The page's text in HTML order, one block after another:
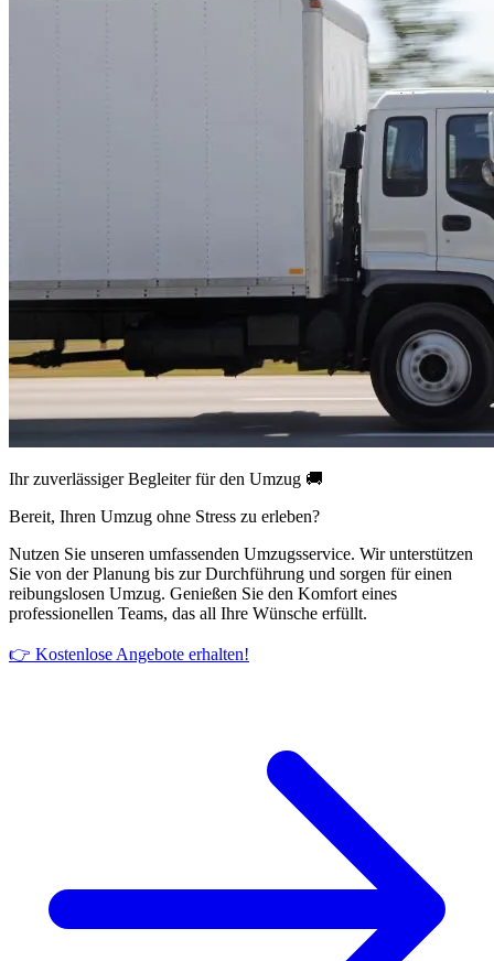
Ihr zuverlässiger Begleiter für den Umzug 🚚
Bereit, Ihren Umzug ohne Stress zu erleben?
Nutzen Sie unseren umfassenden Umzugsservice. Wir unterstützen
Sie von der Planung bis zur Durchführung und sorgen für einen
reibungslosen Umzug. Genießen Sie den Komfort eines
professionellen Teams, das all Ihre Wünsche erfüllt.
👉 Kostenlose Angebote erhalten!